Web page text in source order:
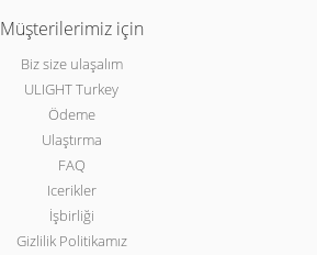
Müşterilerimiz için
Biz size ulaşalım
ULIGHT Turkey
Ödeme
Ulaştırma
FAQ
Icerikler
İşbirliği
Gizlilik Politikamız